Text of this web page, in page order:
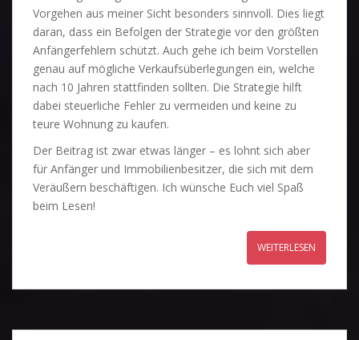
Vorgehen aus meiner Sicht besonders sinnvoll. Dies liegt
daran, dass ein Befolgen der Strategie vor den größten
Anfängerfehlern schützt. Auch gehe ich beim Vorstellen
genau auf mögliche Verkaufsüberlegungen ein, welche
nach 10 Jahren stattfinden sollten. Die Strategie hilft
dabei steuerliche Fehler zu vermeiden und keine zu
teure Wohnung zu kaufen.
Der Beitrag ist zwar etwas länger – es lohnt sich aber
für Anfänger und Immobilienbesitzer, die sich mit dem
Veräußern beschäftigen. Ich wünsche Euch viel Spaß
beim Lesen!
WEITERLESEN